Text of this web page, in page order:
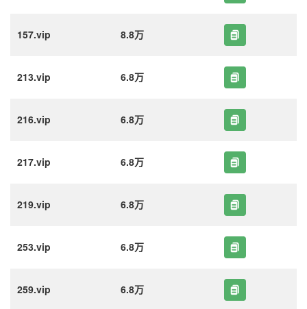
157.vip 8.8万
213.vip 6.8万
216.vip 6.8万
217.vip 6.8万
219.vip 6.8万
253.vip 6.8万
259.vip 6.8万